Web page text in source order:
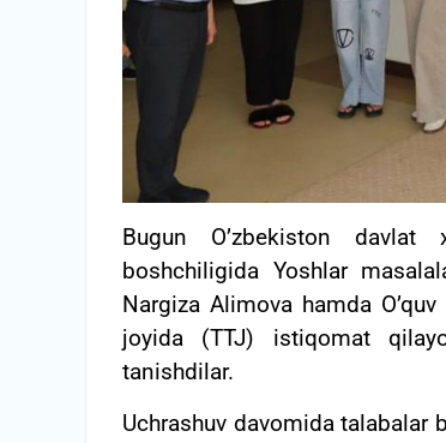
Bugun O’zbekiston davlat
boshchiligida Yoshlar
Nargiza Alimova hamda
joyida (TTJ) istiqomat
tanishdilar.
Uchrashuv davomida talabalar